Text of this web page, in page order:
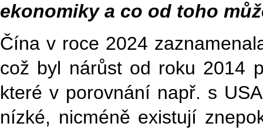
ekonomiky a co od toho
Čína v roce 2024
což byl nárůst od roku 2014
které v porovnání např. s
nízké, nicméně existují